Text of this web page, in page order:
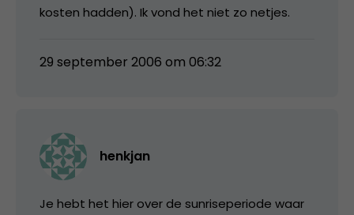
kosten hadden). Ik vond het niet zo netjes.
29 september 2006 om 06:32
henkjan
Je hebt het hier over de sunriseperiode waar